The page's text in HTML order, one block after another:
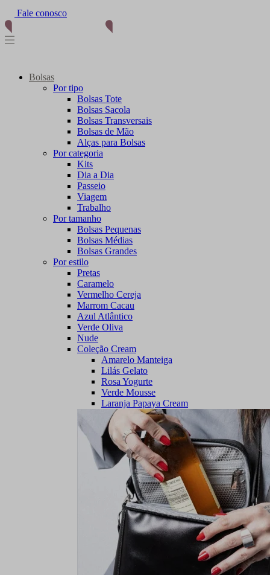
Fale conosco
Bolsas
Por tipo
Bolsas Tote
Bolsas Sacola
Bolsas Transversais
Bolsas de Mão
Alças para Bolsas
Por categoria
Kits
Dia a Dia
Passeio
Viagem
Trabalho
Por tamanho
Bolsas Pequenas
Bolsas Médias
Bolsas Grandes
Por estilo
Pretas
Caramelo
Vermelho Cereja
Marrom Cacau
Azul Atlântico
Verde Oliva
Nude
Coleção Cream
Amarelo Manteiga
Lilás Gelato
Rosa Yogurte
Verde Mousse
Laranja Papaya Cream